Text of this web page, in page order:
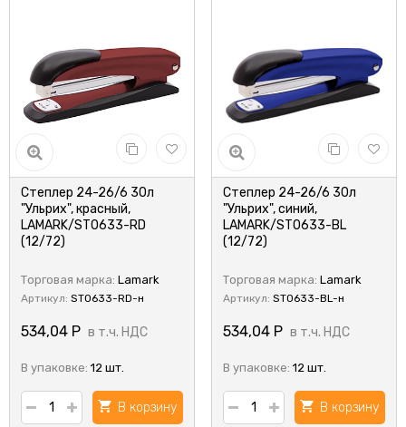
Степлер 24-26/6 30л
"Ульрих", красный,
LAMARK/ST0633-RD
(12/72)
Торговая марка: Lamark
Артикул: ST0633-RD-н
534,04 Р в т.ч. НДС
В упаковке: 12 шт.
В корзину
Степлер 24-26/6 30л
"Ульрих", синий,
LAMARK/ST0633-BL
(12/72)
Торговая марка: Lamark
Артикул: ST0633-BL-н
534,04 Р в т.ч. НДС
В упаковке: 12 шт.
В корзину